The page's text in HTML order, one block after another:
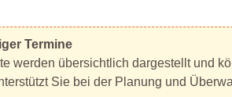
Termine
werden übersichtlich dargestellt und
Sie bei der Planung und